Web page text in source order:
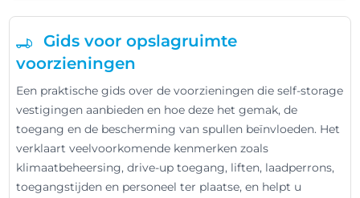
Gids voor opslagruimte
voorzieningen
Een praktische gids over de voorzieningen die self-storage
vestigingen aanbieden en hoe deze het gemak, de
toegang en de bescherming van spullen beïnvloeden. Het
verklaart veelvoorkomende kenmerken zoals
klimaatbeheersing, drive-up toegang, liften, laadperrons,
toegangstijden en personeel ter plaatse, en helpt u